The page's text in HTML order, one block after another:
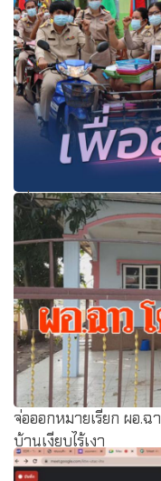
เพื่อลูกศิษย์! คุณครูโรงเ
งานให้ลูกศิษย์ถึงบ้าน
จ่อออกหมายเรียก ผอ.
บ้านเงียบไร้เงา